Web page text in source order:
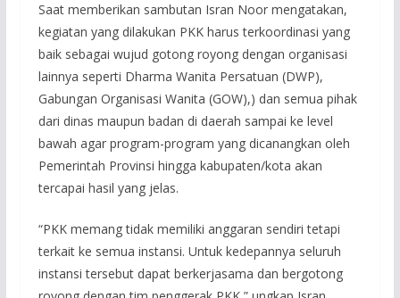
Saat memberikan sambutan Isran Noor mengatakan,
kegiatan yang dilakukan PKK harus terkoordinasi yang
baik sebagai wujud gotong royong dengan organisasi
lainnya seperti Dharma Wanita Persatuan (DWP),
Gabungan Organisasi Wanita (GOW),) dan semua pihak
dari dinas maupun badan di daerah sampai ke level
bawah agar program-program yang dicanangkan oleh
Pemerintah Provinsi hingga kabupaten/kota akan
tercapai hasil yang jelas.
“PKK memang tidak memiliki anggaran sendiri tetapi
terkait ke semua instansi. Untuk kedepannya seluruh
instansi tersebut dapat berkerjasama dan bergotong